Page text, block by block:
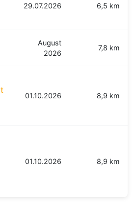
29.07.2026 6,5 km
August
2026
7,8 km
01.10.2026 8,9 km
01.10.2026 8,9 km